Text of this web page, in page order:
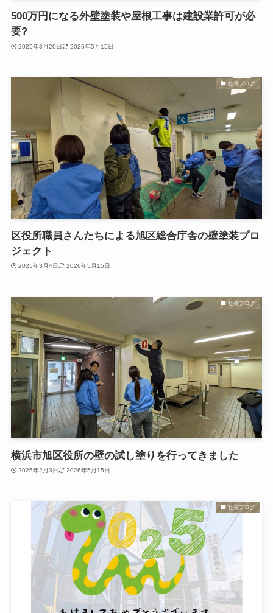
500万円になる外壁塗装や屋根工事は建設業許可が必
要?
2025年3月20日 2026年5月15日
社長ブログ
区役所職員さんたちによる旭区総合庁舎の壁塗装プロ
ジェクト
2025年3月4日 2026年5月15日
社長ブログ
横浜市旭区役所の壁の試し塗りを行ってきました
2025年2月3日 2026年5月15日
社長ブログ